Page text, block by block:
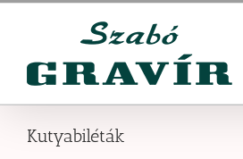
Kihagyás
Kutyabiléták